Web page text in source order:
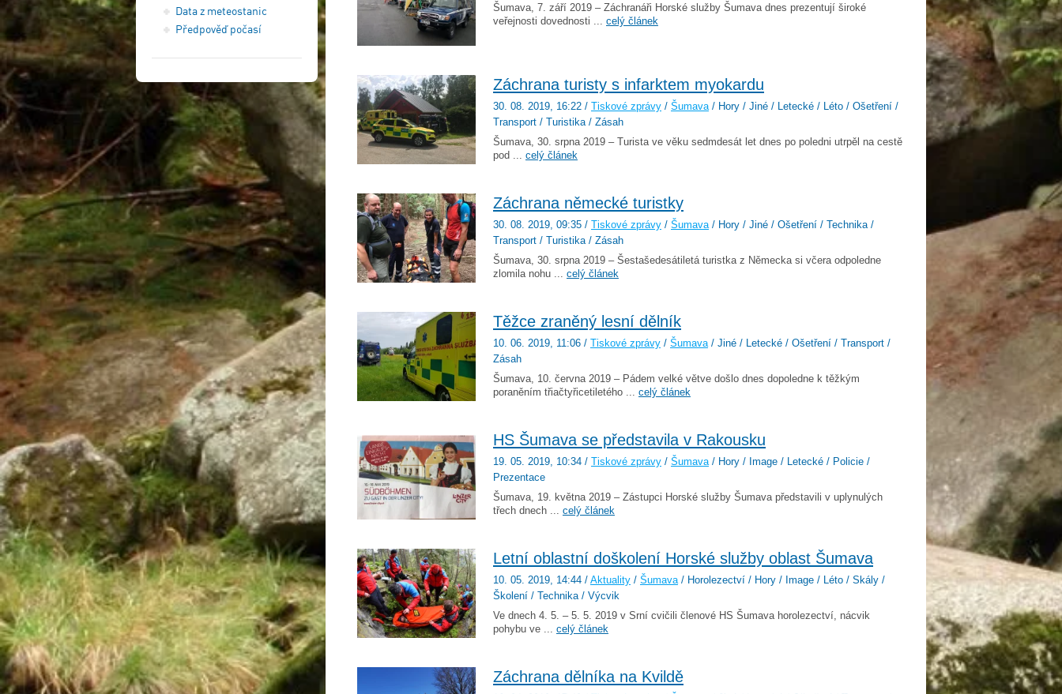
Data z meteostanic
Předpověď počasí
Šumava, 7. září 2019 – Záchranáři Horské služby Šumava dnes prezentují široké
veřejnosti dovednosti ... celý článek
Záchrana turisty s infarktem myokardu
30. 08. 2019, 16:22 / Tiskové zprávy / Šumava/ Hory / Jiné / Letecké / Léto / Ošetření /
Transport / Turistika / Zásah
Šumava, 30. srpna 2019 – Turista ve věku sedmdesát let dnes po poledni utrpěl na cestě
pod ... celý článek
Záchrana německé turistky
30. 08. 2019, 09:35 / Tiskové zprávy / Šumava/ Hory / Jiné / Ošetření / Technika /
Transport / Turistika / Zásah
Šumava, 30. srpna 2019 – Šestašedesátiletá turistka z Německa si včera odpoledne
zlomila nohu ... celý článek
Těžce zraněný lesní dělník
10. 06. 2019, 11:06 / Tiskové zprávy / Šumava/ Jiné / Letecké / Ošetření / Transport /
Zásah
Šumava, 10. června 2019 – Pádem velké větve došlo dnes dopoledne k těžkým
poraněním třiačtyřicetiletého ... celý článek
HS Šumava se představila v Rakousku
19. 05. 2019, 10:34 / Tiskové zprávy / Šumava/ Hory / Image / Letecké / Policie /
Prezentace
Šumava, 19. května 2019 – Zástupci Horské služby Šumava představili v uplynulých
třech dnech ... celý článek
Letní oblastní doškolení Horské služby oblast Šumava
10. 05. 2019, 14:44 / Aktuality / Šumava/ Horolezectví / Hory / Image / Léto / Skály /
Školení / Technika / Výcvik
Ve dnech 4. 5. – 5. 5. 2019 v Srní cvičili členové HS Šumava horolezectví, nácvik
pohybu ve ... celý článek
Záchrana dělníka na Kvildě